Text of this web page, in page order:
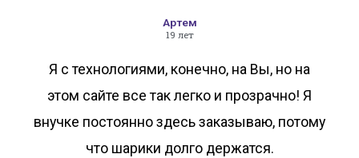
Артем
19 лет
Я с технологиями, конечно, на Вы, но на
этом сайте все так легко и прозрачно! Я
внучке постоянно здесь заказываю, потому
что шарики долго держатся.